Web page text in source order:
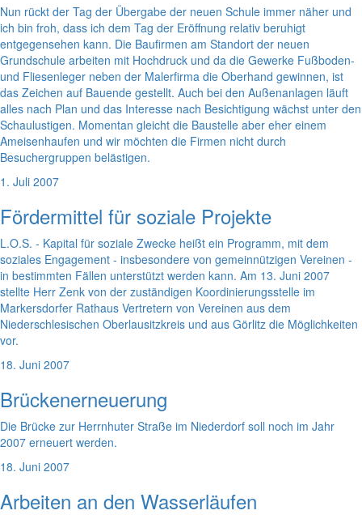
Nun rückt der Tag der Übergabe der neuen Schule immer näher und
ich bin froh, dass ich dem Tag der Eröffnung relativ beruhigt
entgegensehen kann. Die Baufirmen am Standort der neuen
Grundschule arbeiten mit Hochdruck und da die Gewerke Fußboden-
und Fliesenleger neben der Malerfirma die Oberhand gewinnen, ist
das Zeichen auf Bauende gestellt. Auch bei den Außenanlagen läuft
alles nach Plan und das Interesse nach Besichtigung wächst unter den
Schaulustigen. Momentan gleicht die Baustelle aber eher einem
Ameisenhaufen und wir möchten die Firmen nicht durch
Besuchergruppen belästigen.
1. Juli 2007
Fördermittel für soziale Projekte
L.O.S. - Kapital für soziale Zwecke heißt ein Programm, mit dem
soziales Engagement - insbesondere von gemeinnützigen Vereinen -
in bestimmten Fällen unterstützt werden kann. Am 13. Juni 2007
stellte Herr Zenk von der zuständigen Koordinierungsstelle im
Markersdorfer Rathaus Vertretern von Vereinen aus dem
Niederschlesischen Oberlausitzkreis und aus Görlitz die Möglichkeiten
vor.
18. Juni 2007
Brückenerneuerung
Die Brücke zur Herrnhuter Straße im Niederdorf soll noch im Jahr
2007 erneuert werden.
18. Juni 2007
Arbeiten an den Wasserläufen